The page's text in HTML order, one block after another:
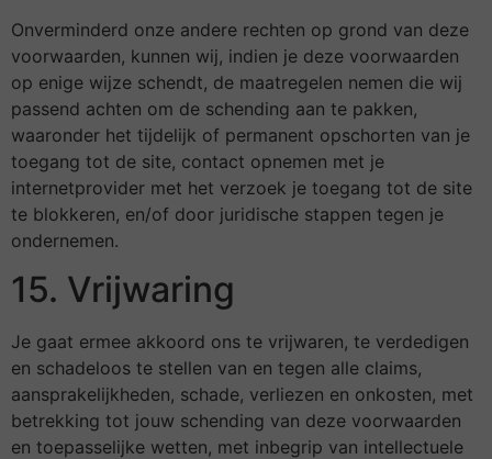
Onverminderd onze andere rechten op grond van deze
voorwaarden, kunnen wij, indien je deze voorwaarden
op enige wijze schendt, de maatregelen nemen die wij
passend achten om de schending aan te pakken,
waaronder het tijdelijk of permanent opschorten van je
toegang tot de site, contact opnemen met je
internetprovider met het verzoek je toegang tot de site
te blokkeren, en/of door juridische stappen tegen je
ondernemen.
15. Vrijwaring
Je gaat ermee akkoord ons te vrijwaren, te verdedigen
en schadeloos te stellen van en tegen alle claims,
aansprakelijkheden, schade, verliezen en onkosten, met
betrekking tot jouw schending van deze voorwaarden
en toepasselijke wetten, met inbegrip van intellectuele